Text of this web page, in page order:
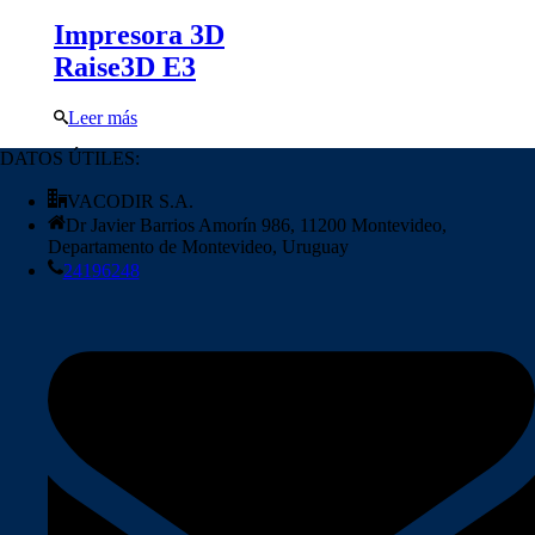
Impresora 3D
Raise3D E3
Leer más
DATOS ÚTILES:
VACODIR S.A.
Dr Javier Barrios Amorín 986, 11200 Montevideo,
Departamento de Montevideo, Uruguay
24196248